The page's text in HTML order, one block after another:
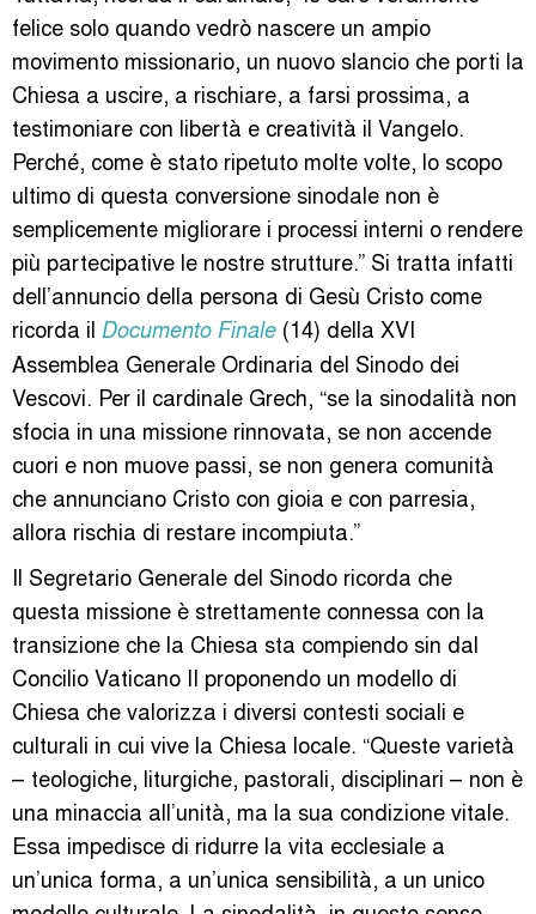
felice solo quando vedrò nascere un ampio
movimento missionario, un nuovo slancio che porti la
Chiesa a uscire, a rischiare, a farsi prossima, a
testimoniare con libertà e creatività il Vangelo.
Perché, come è stato ripetuto molte volte, lo scopo
ultimo di questa conversione sinodale non è
semplicemente migliorare i processi interni o rendere
più partecipative le nostre strutture.” Si tratta infatti
dell’annuncio della persona di Gesù Cristo come
ricorda il Documento Finale (14) della XVI
Assemblea Generale Ordinaria del Sinodo dei
Vescovi. Per il cardinale Grech, “se la sinodalità non
sfocia in una missione rinnovata, se non accende
cuori e non muove passi, se non genera comunità
che annunciano Cristo con gioia e con parresia,
allora rischia di restare incompiuta.”
Il Segretario Generale del Sinodo ricorda che
questa missione è strettamente connessa con la
transizione che la Chiesa sta compiendo sin dal
Concilio Vaticano II proponendo un modello di
Chiesa che valorizza i diversi contesti sociali e
culturali in cui vive la Chiesa locale. “Queste varietà
– teologiche, liturgiche, pastorali, disciplinari – non è
una minaccia all’unità, ma la sua condizione vitale.
Essa impedisce di ridurre la vita ecclesiale a
un’unica forma, a un’unica sensibilità, a un unico